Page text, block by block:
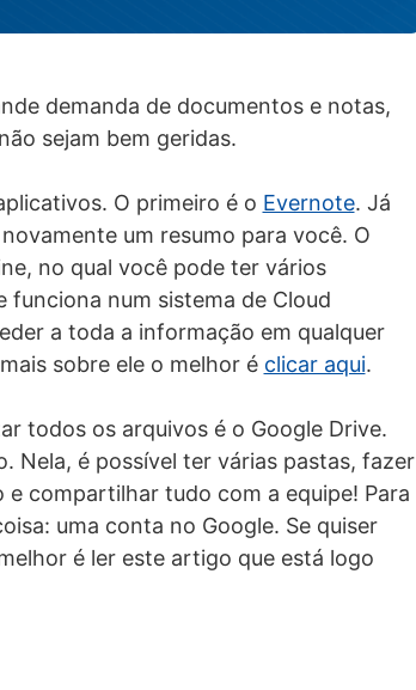
demanda de documentos e notas,
sejam bem geridas.
O primeiro é o Evernote. Já
um resumo para você. O
no qual você pode ter vários
funciona num sistema de Cloud
a toda a informação em qualquer
sobre ele o melhor é clicar aqui.
todos os arquivos é o Google Drive.
Nela, é possível ter várias pastas, fazer
compartilhar tudo com a equipe! Para
uma conta no Google. Se quiser
é ler este artigo que está logo